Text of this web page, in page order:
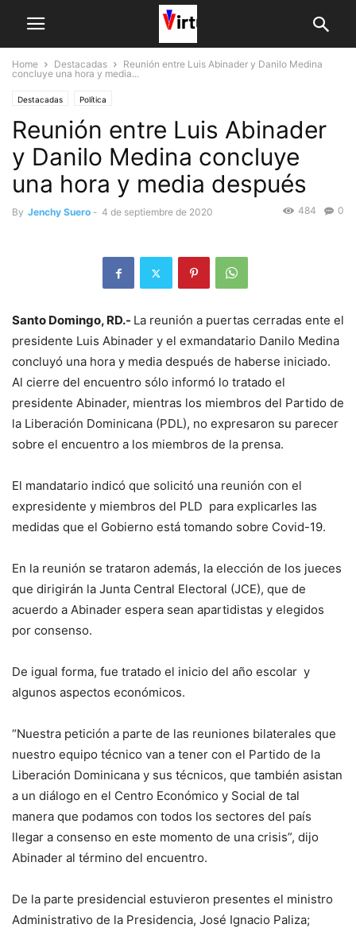
Home Destacadas
Reunión entre Luis Abinader y Danilo Medina
concluye una hora y media...
Destacadas Política
Reunión entre Luis Abinader
y Danilo Medina concluye
una hora y media después
By Jenchy Suero - 4 de septiembre de 2020 0
484
Santo Domingo, RD.- La reunión a puertas cerradas ente el
presidente Luis Abinader y el exmandatario Danilo Medina
concluyó una hora y media después de haberse iniciado.
Al cierre del encuentro sólo informó lo tratado el
presidente Abinader, mientras los miembros del Partido de
la Liberación Dominicana (PDL), no expresaron su parecer
sobre el encuentro a los miembros de la prensa.
El mandatario indicó que solicitó una reunión con el
expresidente y miembros del PLD para explicarles las
medidas que el Gobierno está tomando sobre Covid-19.
En la reunión se trataron además, la elección de los jueces
que dirigirán la Junta Central Electoral (JCE), que de
acuerdo a Abinader espera sean apartidistas y elegidos
por consenso.
De igual forma, fue tratado el inicio del año escolar y
algunos aspectos económicos.
“Nuestra petición a parte de las reuniones bilaterales que
nuestro equipo técnico van a tener con el Partido de la
Liberación Dominicana y sus técnicos, que también asistan
a un diálogo en el Centro Económico y Social de tal
manera que podamos con todos los sectores del país
llegar a consenso en este momento de una crisis”, dijo
Abinader al término del encuentro.
De la parte presidencial estuvieron presentes el ministro
Administrativo de la Presidencia, José Ignacio Paliza;